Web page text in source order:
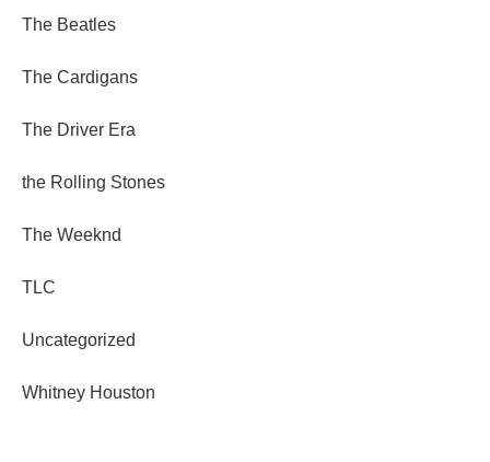
The Beatles
The Cardigans
The Driver Era
the Rolling Stones
The Weeknd
TLC
Uncategorized
Whitney Houston